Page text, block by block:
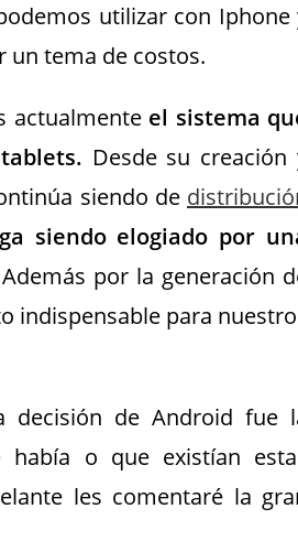
utilizar con Iphone
un tema de costos.
actualmente el sistema
Desde su creación
siendo de
siendo elogiado por
Además por la generación
indispensable para
decisión de Android fue
o que existían
les comentaré la